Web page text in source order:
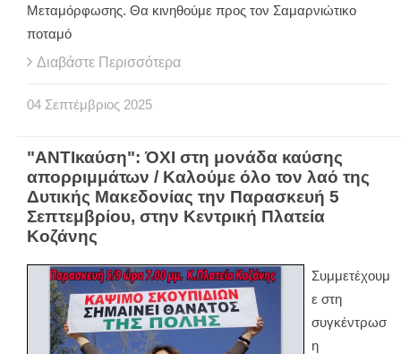
Μεταμόρφωσης. Θα κινηθούμε προς τον Σαμαρνιώτικο
ποταμό
Διαβάστε Περισσότερα
04 Σεπτέμβριος 2025
"ΑΝΤΙκαύση": ΌΧΙ στη μονάδα καύσης
απορριμμάτων / Καλούμε όλο τον λαό της
Δυτικής Μακεδονίας την Παρασκευή 5
Σεπτεμβρίου, στην Κεντρική Πλατεία
Κοζάνης
Συμμετέχουμ
ε στη
συγκέντρωσ
η